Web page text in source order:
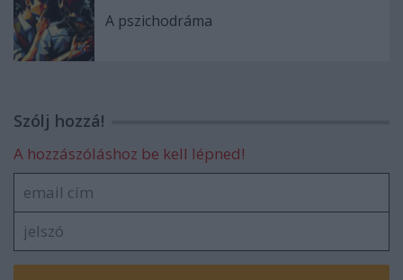
A pszichodráma
Szólj hozzá!
A hozzászóláshoz be kell lépned!